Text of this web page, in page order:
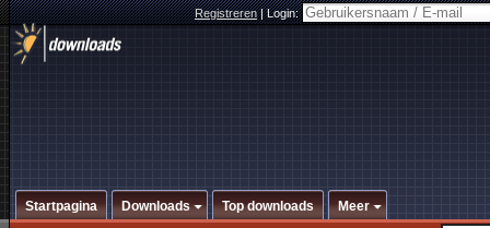
Registreren|Login:
Startpagina Downloads Top downloads Meer